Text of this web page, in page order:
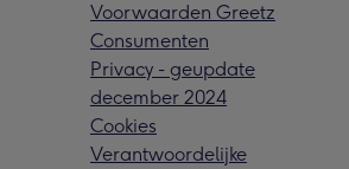
Voorwaarden Greetz
Consumenten
Privacy - geupdate
december 2024
Cookies
Verantwoordelijke